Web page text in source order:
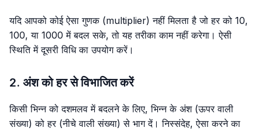
यदि आपको कोई ऐसा गुणक (multiplier) नहीं मिलता है जो हर को 10,
100, या 1000 में बदल सके, तो यह तरीका काम नहीं करेगा। ऐसी
स्थिति में दूसरी विधि का उपयोग करें।
2. अंश को हर से विभाजित करें
किसी भिन्न को दशमलव में बदलने के लिए, भिन्न के अंश (ऊपर वाली
संख्या) को हर (नीचे वाली संख्या) से भाग दें। निस्संदेह, ऐसा करने का